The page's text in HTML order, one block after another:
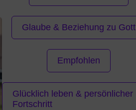
Glaube & Beziehung zu Gott
Empfohlen
Glücklich leben & persönlicher
Fortschritt